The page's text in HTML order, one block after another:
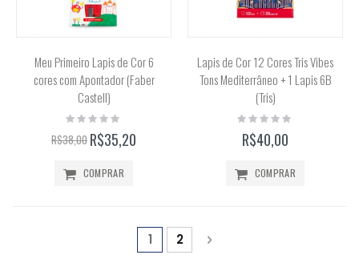
Meu Primeiro Lapis de Cor 6
cores com Apontador (Faber
Castell)
Rating:
0%
R$38,00 R$35,20
COMPRAR
Lapis de Cor 12 Cores Tris Vibes
Tons Mediterrâneo + 1 Lapis 6B
(Tris)
Rating:
0%
R$40,00
COMPRAR
Página
Você está lendo a página
1 Página
2 Página
Próximo